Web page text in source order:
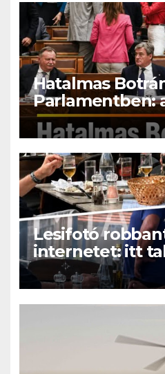
Hatalmas
Parlamentben:
kitett magáért!
Lesifotó
internetet: itt
eltűnt Orbán